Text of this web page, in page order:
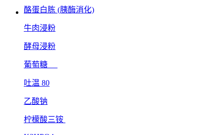
酪蛋白胨 (胰酶消化)
牛肉浸粉
酵母浸粉
葡萄糖
吐温 80
乙酸钠
柠檬酸三铵